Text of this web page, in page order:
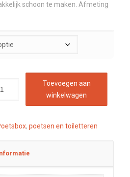
schoon te maken. Afmeting
Toevoegen aan
winkelwagen
, poetsen en toiletteren